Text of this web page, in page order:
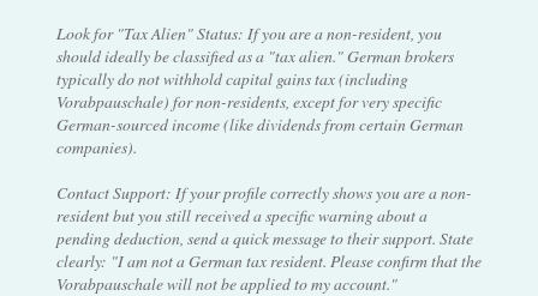
Look for "Tax Alien" Status: If you are a non-resident, you
should ideally be classified as a "tax alien." German brokers
typically do not withhold capital gains tax (including
Vorabpauschale) for non-residents, except for very specific
German-sourced income (like dividends from certain German
companies).
Contact Support: If your profile correctly shows you are a non-
resident but you still received a specific warning about a
pending deduction, send a quick message to their support. State
clearly: "I am not a German tax resident. Please confirm that the
Vorabpauschale will not be applied to my account."